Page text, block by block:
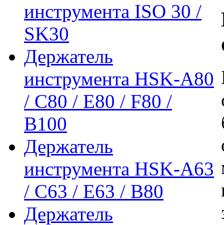
инструмента ISO 30 /
SK30
Держатель
инструмента HSK-A80
/ C80 / E80 / F80 /
B100
Держатель
инструмента HSK-A63
/ C63 / E63 / B80
Держатель